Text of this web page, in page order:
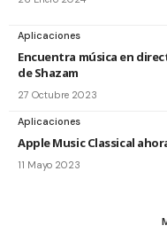
Aplicaciones
Encuentra música en
de Shazam
27 Octubre 2023
Aplicaciones
Apple Music Classical
11 Mayo 2023